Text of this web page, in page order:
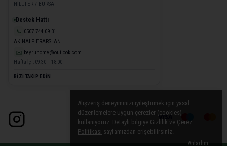
Alışveriş deneyiminizi iyileştirmek için yasal
düzenlemelere uygun çerezler (cookies)
kullanıyoruz. Detaylı bilgiye Gizlilik ve Çerez
Politikası sayfamızdan erişebilirsiniz.
Anladım
NİLÜFER / BURSA
Destek Hattı
📞 0507 744 09 31
AKINALP ERARSLAN
✉️ beyruhome@outlook.com
Hafta İçi: 09:30 – 18:00
BİZİ TAKİP EDİN